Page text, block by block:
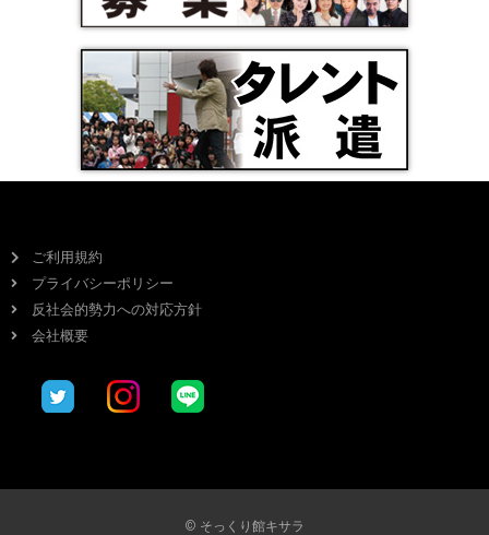
ご利用規約
プライバシーポリシー
反社会的勢力への対応方針
会社概要
© そっくり館キサラ